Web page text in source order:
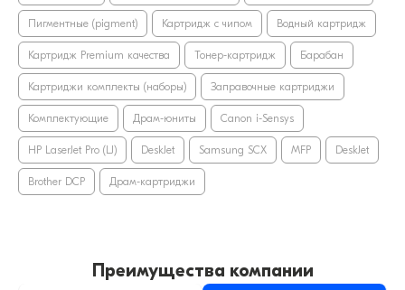
Пигментные (pigment) Картридж с чипом Водный картридж
Картридж Premium качества Тонер-картридж Барабан
Картриджи комплекты (наборы) Заправочные картриджи
Комплектующие Драм-юниты Canon i-Sensys
HP LaserJet Pro (LJ) DeskJet Samsung SCX MFP DeskJet
Brother DCP Драм-картриджи
Преимущества компании